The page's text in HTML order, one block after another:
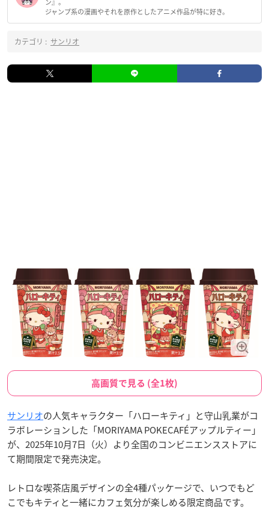
ン』。
ジャンプ系の漫画やそれを原作としたアニメ作品が特に好き。
カテゴリ : サンリオ
高画質で見る (全1枚)
サンリオの人気キャラクター「ハローキティ」と守山乳業がコ
ラボレーションした「MORIYAMA POKECAFÉアップルティー」
が、2025年10月7日（火）より全国のコンビニエンスストアに
て期間限定で発売決定。
レトロな喫茶店風デザインの全4種パッケージで、いつでもど
こでもキティと一緒にカフェ気分が楽しめる限定商品です。